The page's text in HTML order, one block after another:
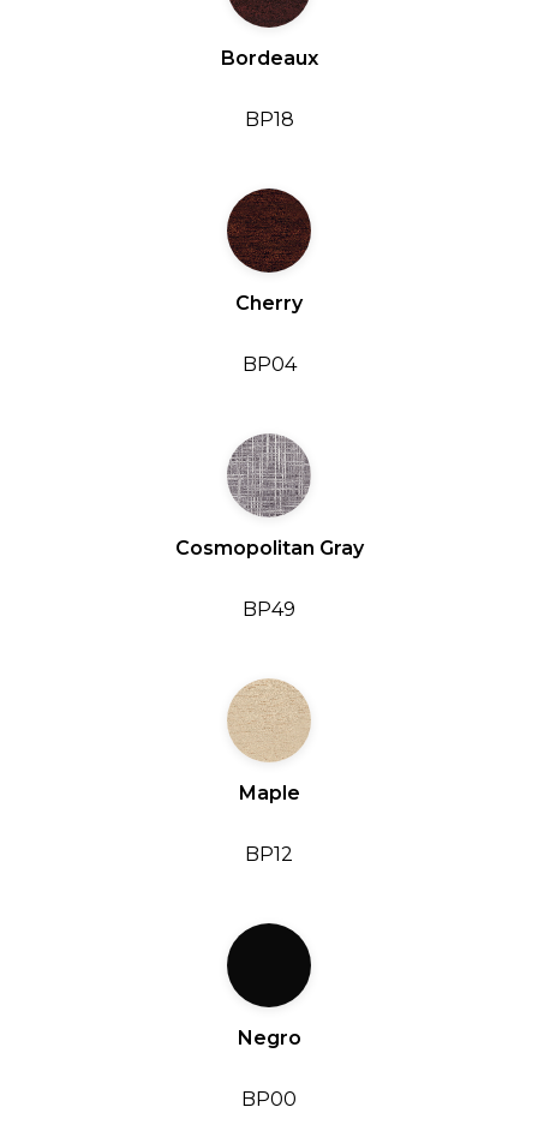
Bordeaux
BP18
Cherry
BP04
Cosmopolitan Gray
BP49
Maple
BP12
Negro
BP00